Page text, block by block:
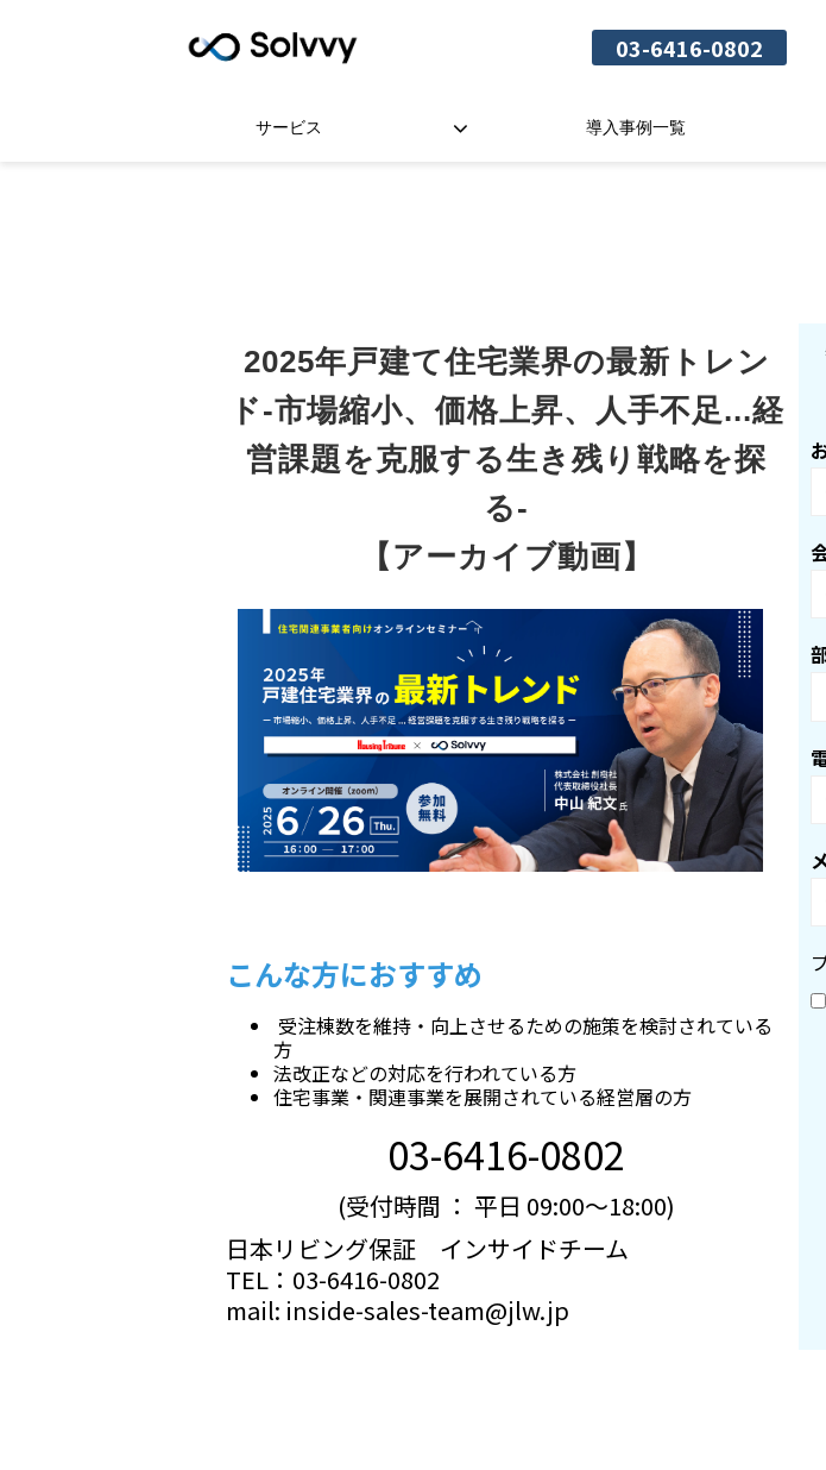
03-6416-0802
サービス 導入事例一覧
2025年戸建て住宅業界の最新トレン
ド-市場縮小、価格上昇、人手不足...経
営課題を克服する生き残り戦略を探
る-
【アーカイブ動画】
こんな方におすすめ
受注棟数を維持・向上させるための施策を検討されている
方
法改正などの対応を行われている方
住宅事業・関連事業を展開されている経営層の方
03-6416-0802
(受付時間 ： 平日 09:00～18:00)
日本リビング保証 インサイドチーム
TEL：03-6416-0802
mail: inside-sales-team@jlw.jp